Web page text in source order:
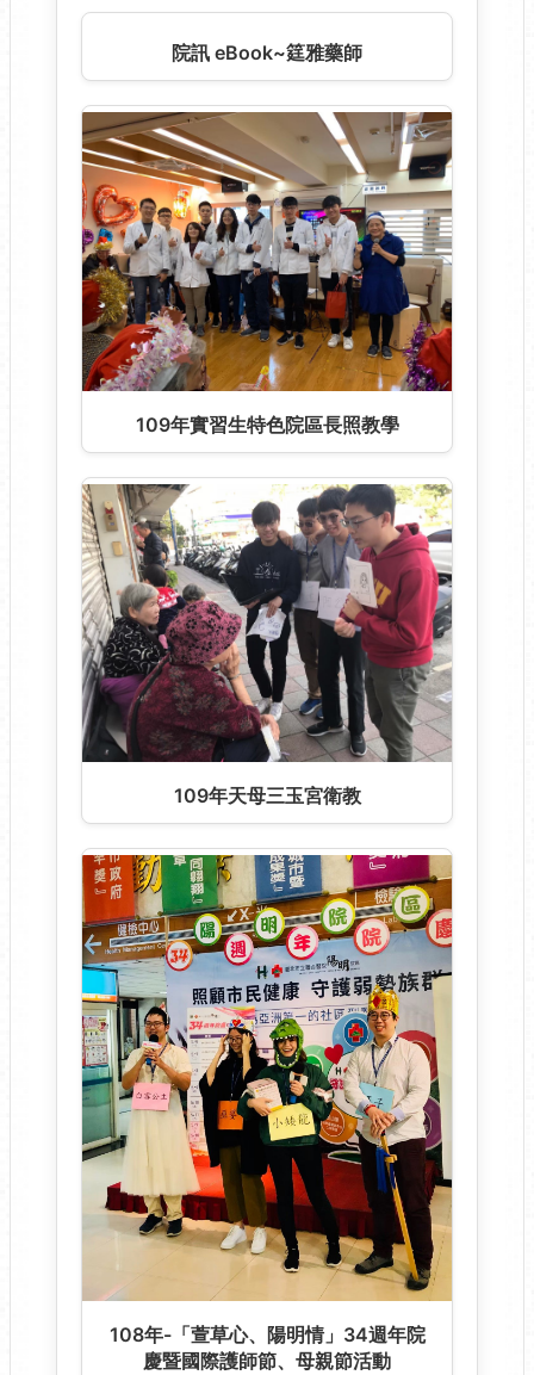
院訊 eBook~筳雅藥師
109年實習生特色院區長照教學
109年天母三玉宮衛教
108年-「萱草心、陽明情」34週年院
慶暨國際護師節、母親節活動